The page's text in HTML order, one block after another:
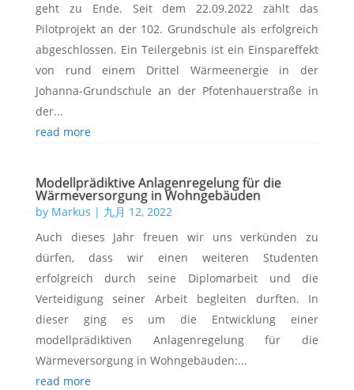
geht zu Ende. Seit dem 22.09.2022 zählt das
Pilotprojekt an der 102. Grundschule als erfolgreich
abgeschlossen. Ein Teilergebnis ist ein Einspareffekt
von rund einem Drittel Wärmeenergie in der
Johanna-Grundschule an der Pfotenhauerstraße in
der...
read more
Modellprädiktive Anlagenregelung für die
Wärmeversorgung in Wohngebäuden
by Markus | 九月 12, 2022
Auch dieses Jahr freuen wir uns verkünden zu
dürfen, dass wir einen weiteren Studenten
erfolgreich durch seine Diplomarbeit und die
Verteidigung seiner Arbeit begleiten durften. In
dieser ging es um die Entwicklung einer
modellprädiktiven Anlagenregelung für die
Wärmeversorgung in Wohngebäuden:...
read more